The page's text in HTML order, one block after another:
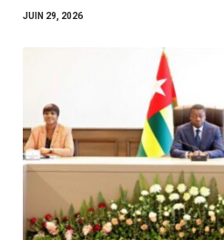
JUIN 29, 2026